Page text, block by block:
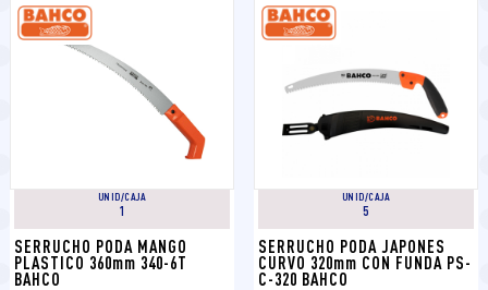
UNID/CAJA
1
SERRUCHO PODA MANGO
PLASTICO 360mm 340-6T
BAHCO
UNID/CAJA
5
SERRUCHO PODA JAPONES
CURVO 320mm CON FUNDA PS-
C-320 BAHCO